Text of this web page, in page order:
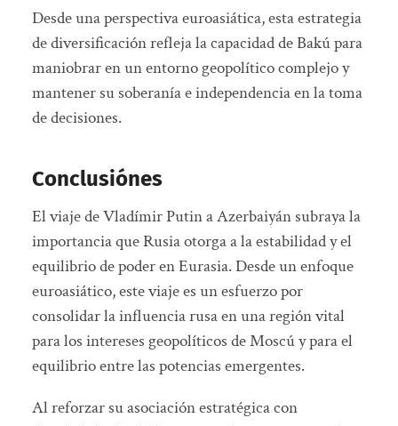
Desde una perspectiva euroasiática, esta estrategia
de diversificación refleja la capacidad de Bakú para
maniobrar en un entorno geopolítico complejo y
mantener su soberanía e independencia en la toma
de decisiones.
Conclusiónes
El viaje de Vladímir Putin a Azerbaiyán subraya la
importancia que Rusia otorga a la estabilidad y el
equilibrio de poder en Eurasia. Desde un enfoque
euroasiático, este viaje es un esfuerzo por
consolidar la influencia rusa en una región vital
para los intereses geopolíticos de Moscú y para el
equilibrio entre las potencias emergentes.
Al reforzar su asociación estratégica con